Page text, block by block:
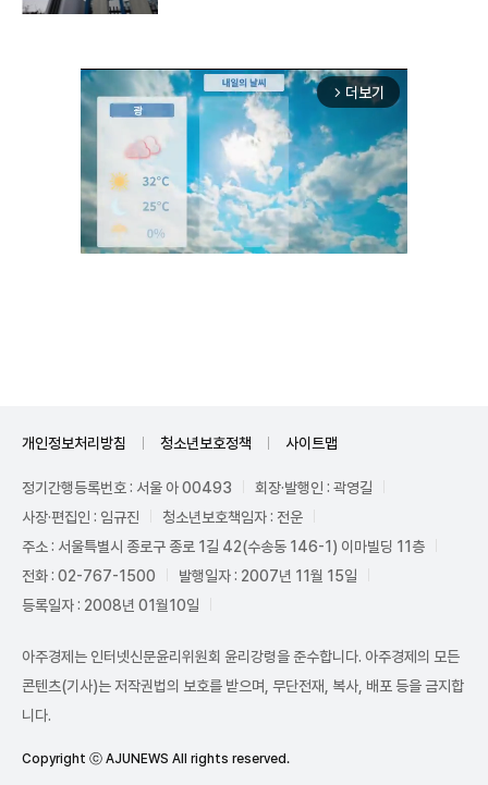
arrow_forward_ios 더보기
개인정보처리방침 청소년보호정책 사이트맵
정기간행등록번호 : 서울 아 00493
회장·발행인 : 곽영길
사장·편집인 : 임규진
청소년보호책임자 : 전운
주소 : 서울특별시 종로구 종로 1길 42(수송동 146-1) 이마빌딩 11층
전화 : 02-767-1500
발행일자 : 2007년 11월 15일
등록일자 : 2008년 01월10일
아주경제는 인터넷신문윤리위원회 윤리강령을 준수합니다. 아주경제의 모든
콘텐츠(기사)는 저작권법의 보호를 받으며, 무단전재, 복사, 배포 등을 금지합
니다.
Copyright ⓒ AJUNEWS All rights reserved.